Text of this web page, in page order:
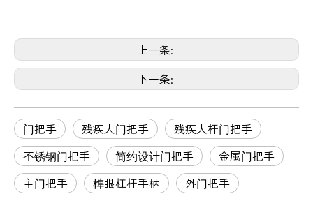
上一条:
下一条:
门把手 残疾人门把手
残疾人杆门把手
不锈钢门把手
简约设计门把手
金属门把手
主门把手
榫眼杠杆手柄 外门把手